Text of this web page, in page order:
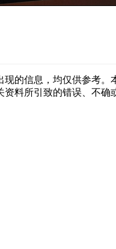
的信息，均仅供参考
料所引致的错误、不